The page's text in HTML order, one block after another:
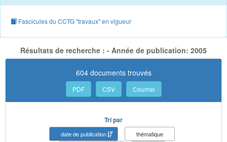
Fascicules du CCTG "travaux" en vigueur
Résultats de recherche : - Année de publication: 2005
604 documents trouvés
PDF CSV Courriel
Tri par
date de publication
thématique